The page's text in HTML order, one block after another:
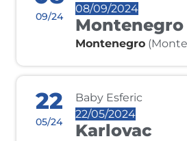
09/24
08/09/2024
Montenegro
Montenegro
22
05/24
Baby Esferic
22/05/2024
Karlovac